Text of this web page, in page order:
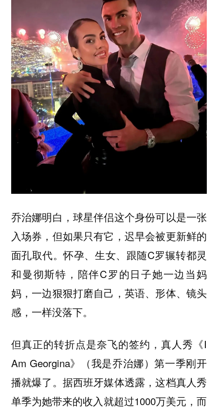
乔治娜明白，球星伴侣这个身份可以是一张
入场券，但如果只有它，迟早会被更新鲜的
面孔取代。怀孕、生女、跟随C罗辗转都灵
和曼彻斯特，陪伴C罗的日子她一边当妈
妈，一边狠狠打磨自己，英语、形体、镜头
感，一样没落下。
但真正的转折点是奈飞的签约，真人秀《I
Am Georgina》（我是乔治娜）第一季刚开
播就爆了。据西班牙媒体透露，这档真人秀
单季为她带来的收入就超过1000万美元，而